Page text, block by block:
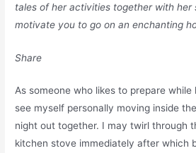
tales of her activities together with her
motivate you to go on an enchanting
Share
As someone who likes to prepare while
see myself personally moving inside
night out together. I may twirl through
kitchen stove immediately after which